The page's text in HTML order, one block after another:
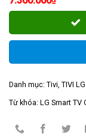
Danh mục: Tivi, TIVI LG
Từ khóa: LG Smart TV